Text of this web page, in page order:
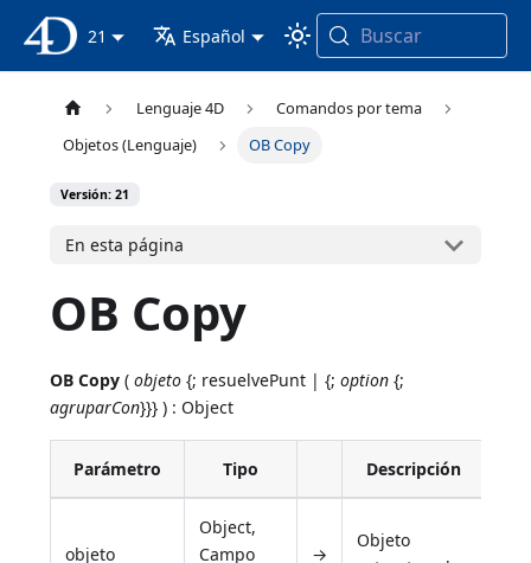
Documentación 4D
21 Español Buscar
Lenguaje 4D
Comandos por tema
Objetos (Lenguaje)
OB Copy
Versión: 21
En esta página
OB Copy
OB Copy (objeto {; resuelvePunt | {;option {;
agruparCon}}} ) : Object
Parámetro Tipo Descripción
objeto
Object,
Campo
→
Objeto